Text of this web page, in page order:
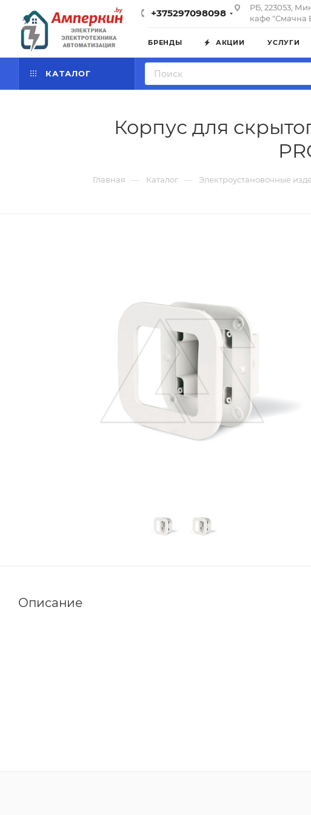
+375297098098
РБ, 223053,
кафе "Смачна
БРЕНДЫ АКЦИИ УСЛУГИ
КАТАЛОГ
Корпус для
Главная — Каталог — Электроустановочные
Описание